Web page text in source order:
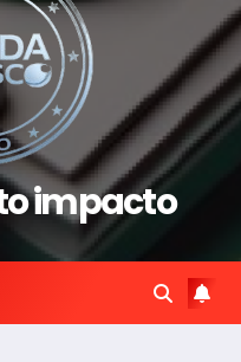
impacto